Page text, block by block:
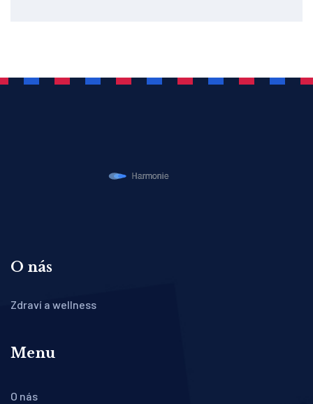
O nás
Zdraví a wellness
Menu
O nás